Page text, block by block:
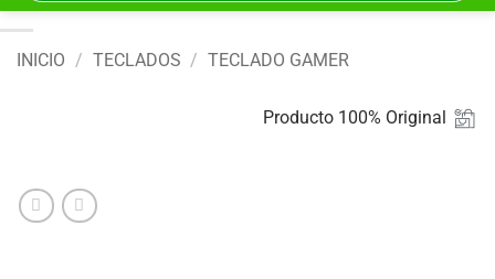
INICIO / TECLADOS / TECLADO GAMER
Producto 100% Original